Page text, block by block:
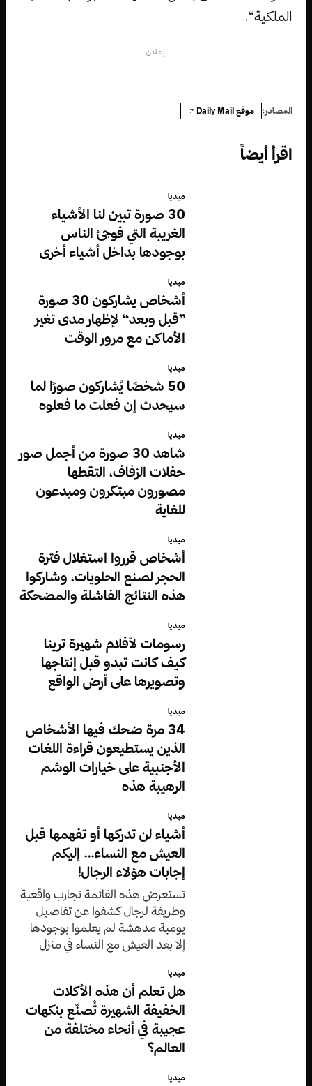
الملكية“.
إعلان
المصادر: موقع Daily Mail
اقرأ أيضاً
ميديا
30 صورة تبين لنا الأشياء
الغريبة التي فوجئ الناس
بوجودها بداخل أشياء أخرى
ميديا
أشخاص يشاركون 30 صورة
”قبل وبعد“ لإظهار مدى تغير
الأماكن مع مرور الوقت
ميديا
50 شخصًا يُشاركون صورًا لما
سيحدث إن فعلت ما فعلوه
ميديا
شاهد 30 صورة من أجمل صور
حفلات الزفاف، التقطها
مصورون مبتكرون ومبدعون
للغاية
ميديا
أشخاص قرروا استغلال فترة
الحجر لصنع الحلويات، وشاركوا
هذه النتائج الفاشلة والمضحكة
ميديا
رسومات لأفلام شهيرة ترينا
كيف كانت تبدو قبل إنتاجها
وتصويرها على أرض الواقع
ميديا
34 مرة ضحك فيها الأشخاص
الذين يستطيعون قراءة اللغات
الأجنبية على خيارات الوشم
الرهيبة هذه
ميديا
أشياء لن تدركها أو تفهمها قبل
العيش مع النساء… إليكم
إجابات هؤلاء الرجال!
تستعرض هذه القائمة تجارب واقعية
وطريفة لرجال كشفوا عن تفاصيل
يومية مدهشة لم يعلموا بوجودها
إلا بعد العيش مع النساء في منزل
ميديا
هل تعلم أن هذه الأكلات
الخفيفة الشهيرة تُصنّع بنكهات
عجيبة في أنحاء مختلفة من
العالم؟
ميديا